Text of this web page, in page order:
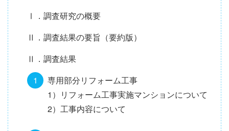
Ⅰ．調査研究の概要
Ⅱ．調査結果の要旨（要約版）
Ⅱ．調査結果
専用部分リフォーム工事
1）リフォーム工事実施マンションについて
2）工事内容について